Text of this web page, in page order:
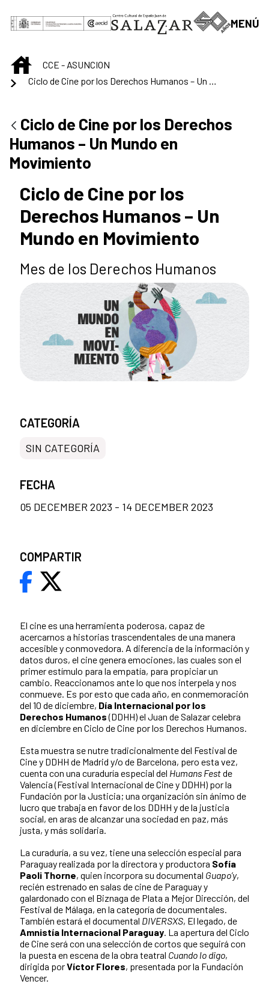
MENÚ
INICIOCCE - ASUNCION
Ciclo de Cine por los Derechos
Humanos – Un Mundo en
Movimiento
Ciclo de Cine por los
Derechos Humanos – Un
Mundo en Movimiento
Mes de los Derechos Humanos
El cine es una herramienta poderosa, capaz de
acercarnos a historias trascendentales de una manera
accesible y conmovedora. A diferencia de la información y
datos duros, el cine genera emociones, las cuales son el
primer estímulo para la empatía, para propiciar un
cambio. Reaccionamos ante lo que nos interpela y nos
conmueve. Es por esto que cada año, en conmemoración
del 10 de diciembre, Día Internacional por los
Derechos Humanos(DDHH) el Juan de Salazar celebra
en diciembre en Ciclo de Cine por los Derechos Humanos.
Esta muestra se nutre tradicionalmente del Festival de
Cine y DDHH de Madrid y/o de Barcelona, pero esta vez,
cuenta con una curaduría especial del Humans Festde
Valencia (Festival Internacional de Cine y DDHH) por la
Fundación por la Justicia; una organización sin ánimo de
lucro que trabaja en favor de los DDHH y de la justicia
social, en aras de alcanzar una sociedad en paz, más
justa, y más solidaria.
La curaduría, a su vez, tiene una selección especial para
Paraguay realizada por la directora y productora Sofía
Paoli Thorne, quien incorpora su documental Guapo’y,
recién estrenado en salas de cine de Paraguay y
galardonado con el Biznaga de Plata a Mejor Dirección, del
Festival de Málaga, en la categoría de documentales.
También estará el documental DIVERSXS, El legado, de
Amnistía Internacional Paraguay. La apertura del Ciclo
de Cine será con una selección de cortos que seguirá con
la puesta en escena de la obra teatral Cuando lo digo,
dirigida porVíctor Flores, presentada por la Fundación
Vencer.
CATEGORÍA
SIN CATEGORÍA
FECHA
05 DECEMBER 2023 - 14 DECEMBER 2023
COMPARTIR